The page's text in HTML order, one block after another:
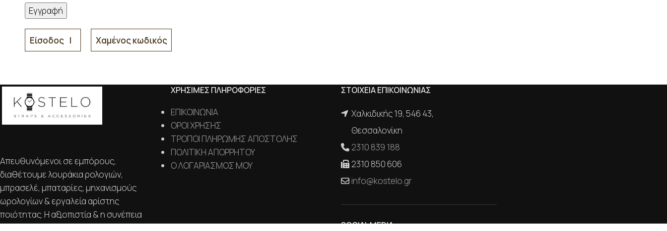
Είσοδος Χαμένος κωδικός
Απευθυνόμενοι σε εμπόρους,
διαθέτουμε λουράκια ρολογιών,
μπρασελέ, μπαταρίες, μηχανισμούς
ωρολογίων & εργαλεία αρίστης
ποιότητας. Η αξιοπιστία & η συνέπεια
ΧΡΗΣΙΜΕΣ ΠΛΗΡΟΦΟΡΙΕΣ
ΕΠΙΚΟΙΝΩΝΙΑ
ΟΡΟΙ ΧΡΗΣΗΣ
ΤΡΟΠΟΙ ΠΛΗΡΩΜΗΣ ΑΠΟΣΤΟΛΗΣ
ΠΟΛΙΤΙΚΗ ΑΠΟΡΡΗΤΟΥ
Ο ΛΟΓΑΡΙΑΣΜΟΣ ΜΟΥ
ΣΤΟΙΧΕΙΑ ΕΠΙΚΟΙΝΩΝΙΑΣ
Χαλκιδικής 19, 546 43,
Θεσσαλονίκη
2310 839 188
2310 850 606
info@kostelo.gr
SOCIAL MEDIA